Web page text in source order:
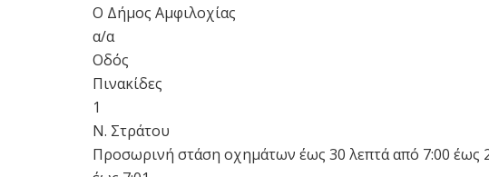
Ο Δήμος Αμφιλοχίας
α/α
Οδός
Πινακίδες
1
Ν. Στράτου
Προσωρινή στάση οχημάτων έως 30 λεπτά από 7:00 έως